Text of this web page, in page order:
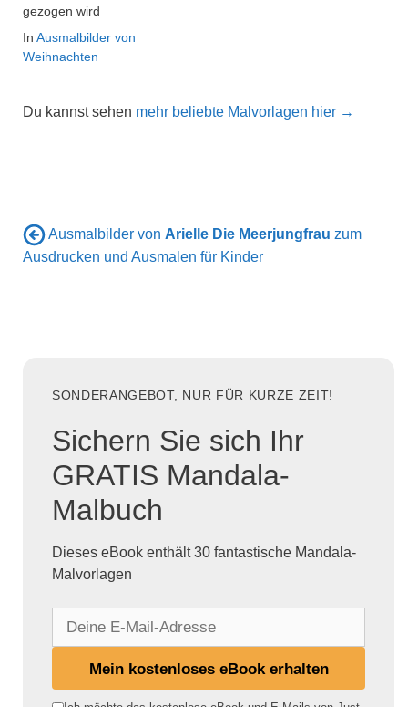
gezogen wird
In Ausmalbilder von
Weihnachten
Du kannst sehen mehr beliebte Malvorlagen hier →
Ausmalbilder von Arielle Die Meerjungfrau zum
Ausdrucken und Ausmalen für Kinder
SONDERANGEBOT, NUR FÜR KURZE ZEIT!
Sichern Sie sich Ihr
GRATIS Mandala-
Malbuch
Dieses eBook enthält 30 fantastische Mandala-
Malvorlagen
Mein kostenloses eBook erhalten